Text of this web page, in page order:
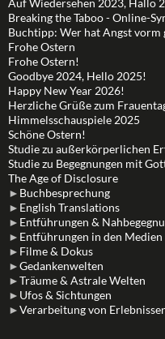
Auf Wiedersehen 2023, Hallo
Breaking the Taboo - Online-
Buchtipp: Wer hat Angst vorm
Frohe Ostern
Frohe Ostern!
Goodbye 2024, Hello 2025!
Happy New Year 2026!
Herzliche Grüße zum
Himmelsschauspiele 2025
Schöne Ostern!
Studie zu außerkörperlichen
Studie zu Begegnungen mit
The Age of Disclosure
► Buchbesprechung
► English Translations
► Entführungen &
► Entführungen in den Medien
► Filme & Dokus
►Gedankenwelten
►Träume & Astrale Welten
► Ufos & Sichtungen
►Verarbeitung von